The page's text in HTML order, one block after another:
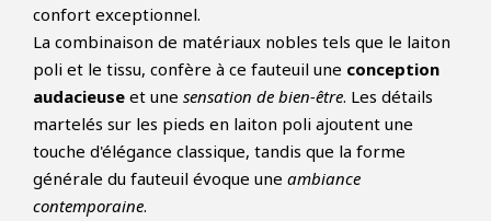
confort exceptionnel.
La combinaison de matériaux nobles tels que le laiton
poli et le tissu, confère à ce fauteuil une conception
audacieuse et une sensation de bien-être. Les détails
martelés sur les pieds en laiton poli ajoutent une
touche d'élégance classique, tandis que la forme
générale du fauteuil évoque une ambiance
contemporaine.